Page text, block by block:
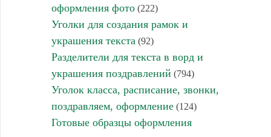
оформления фото(222)
Уголки для создания рамок и
украшения текста (92)
Разделители для текста в ворд и
украшения поздравлений (794)
Уголок класса, расписание, звонки,
поздравляем, оформление(124)
Готовые образцы оформления